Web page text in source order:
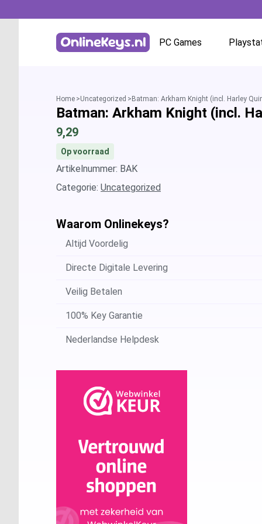
PC Games
GOG.com
Home Uncategorized Batman: Arkham Knight (incl. Harley
Batman: Arkham Knight (incl.
9,29
Op voorraad
Artikelnummer: BAK
Categorie: Uncategorized
Waarom Onlinekeys?
Altijd Voordelig
Directe Digitale Levering
Veilig Betalen
100% Key Garantie
Nederlandse Helpdesk